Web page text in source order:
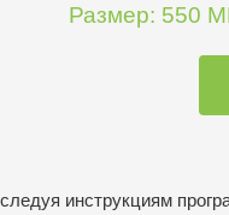
Размер: 550
инструкциям